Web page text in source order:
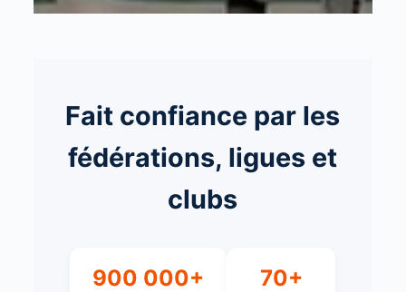
Fait confiance par les
fédérations, ligues et
clubs
900 000+ 70+